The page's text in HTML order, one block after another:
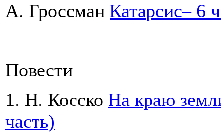
А. Гроссман Катарсис– 6
Повести
1. Н. Косско На краю
часть)